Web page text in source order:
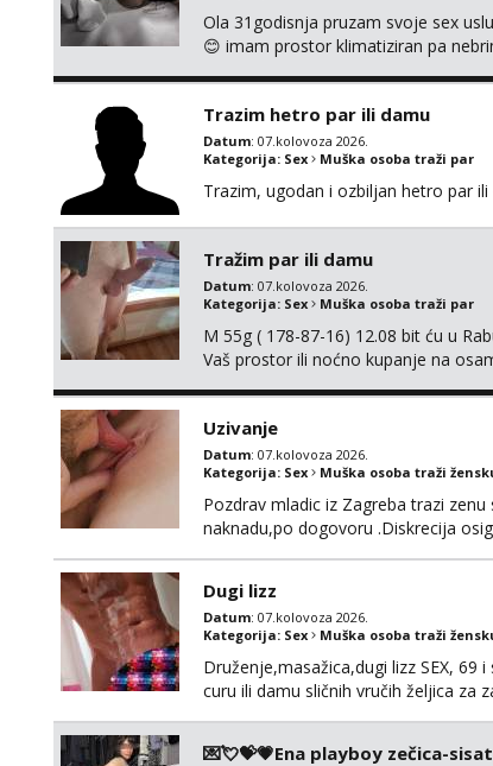
Ola 31godisnja pruzam svoje sex
😊 imam prostor klimatiziran pa
Trazim hetro par ili damu
Datum: 07.kolovoza 2026.
Kategorija: Sex Muška osoba traži par
Trazim, ugodan i ozbiljan hetro par
Tražim par ili damu
Datum: 07.kolovoza 2026.
Kategorija: Sex Muška osoba traži par
M 55g ( 178-87-16) 12.08 bit ću u
Vaš prostor ili noćno kupanje na
Uzivanje
Datum: 07.kolovoza 2026.
Kategorija: Sex Muška osoba traži
Pozdrav mladic iz Zagreba trazi
naknadu,po dogovoru .Diskrecija
Dugi lizz
Datum: 07.kolovoza 2026.
Kategorija: Sex Muška osoba traži
Druženje,masažica,dugi lizz SEX, 69
curu ili damu sličnih vručih željica za
💌💘💝💗Ena playboy zečica-